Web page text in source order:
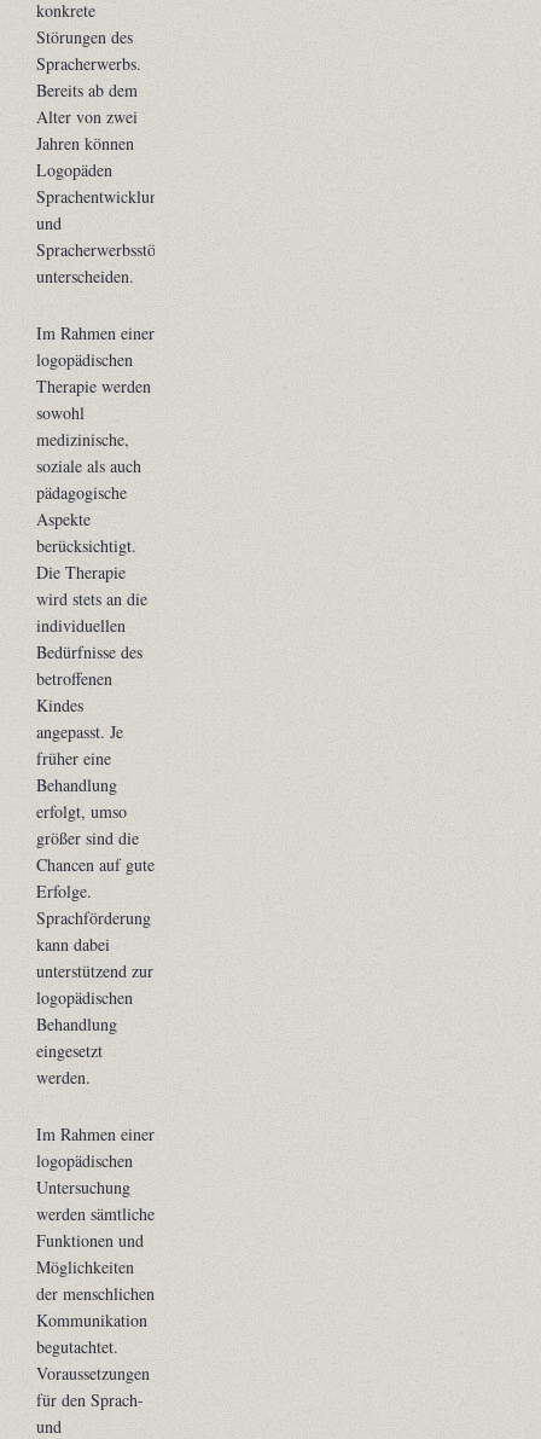
konkrete
Störungen des
Spracherwerbs.
Bereits ab dem
Alter von zwei
Jahren können
Logopäden
Sprachentwicklungsverzögerungen
und
Spracherwerbsstörungen
unterscheiden.
Im Rahmen einer
logopädischen
Therapie werden
sowohl
medizinische,
soziale als auch
pädagogische
Aspekte
berücksichtigt.
Die Therapie
wird stets an die
individuellen
Bedürfnisse des
betroffenen
Kindes
angepasst. Je
früher eine
Behandlung
erfolgt, umso
größer sind die
Chancen auf gute
Erfolge.
Sprachförderung
kann dabei
unterstützend zur
logopädischen
Behandlung
eingesetzt
werden.
Im Rahmen einer
logopädischen
Untersuchung
werden sämtliche
Funktionen und
Möglichkeiten
der menschlichen
Kommunikation
begutachtet.
Voraussetzungen
für den Sprach-
und